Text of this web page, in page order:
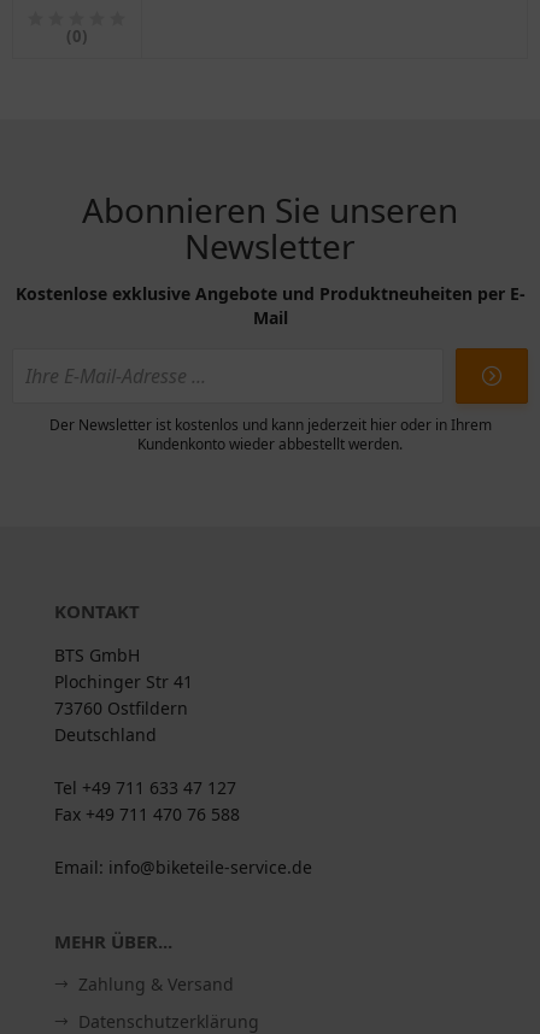
(0)
Abonnieren Sie unseren
Newsletter
Kostenlose exklusive Angebote und Produktneuheiten per E-
Mail
Der Newsletter ist kostenlos und kann jederzeit hier oder in Ihrem
Kundenkonto wieder abbestellt werden.
KONTAKT
BTS GmbH
Plochinger Str 41
73760 Ostfildern
Deutschland
Tel +49 711 633 47 127
Fax +49 711 470 76 588
Email: info@biketeile-service.de
MEHR ÜBER...
Zahlung & Versand
Datenschutzerklärung